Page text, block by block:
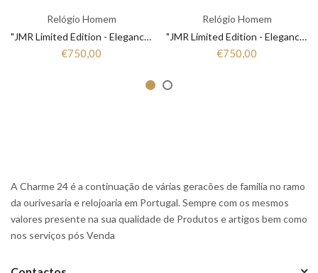
Relógio Homem
"JMR Limited Edition - Elegance that Marks Time"
€750,00
Relógio Homem
"JMR Limited Edition - Elegance that Marks Time"
€750,00
A Charme 24 é a continuação de várias geracões de familia no ramo
da ourivesaria e relojoaria em Portugal. Sempre com os mesmos
valores presente na sua qualidade de Produtos e artigos bem como
nos serviços pós Venda